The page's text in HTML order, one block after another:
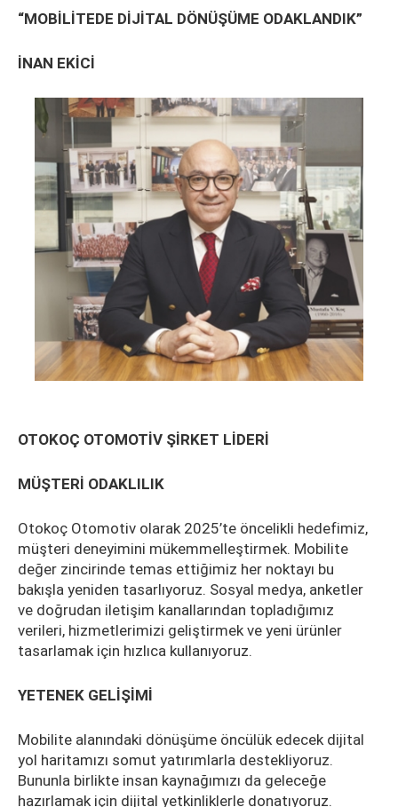
“MOBİLİTEDE DİJİTAL DÖNÜŞÜME ODAKLANDIK”
İNAN EKİCİ
OTOKOÇ OTOMOTİV ŞİRKET LİDERİ
MÜŞTERİ ODAKLILIK
Otokoç Otomotiv olarak 2025’te öncelikli hedefimiz,
müşteri deneyimini mükemmelleştirmek. Mobilite
değer zincirinde temas ettiğimiz her noktayı bu
bakışla yeniden tasarlıyoruz. Sosyal medya, anketler
ve doğrudan iletişim kanallarından topladığımız
verileri, hizmetlerimizi geliştirmek ve yeni ürünler
tasarlamak için hızlıca kullanıyoruz.
YETENEK GELİŞİMİ
Mobilite alanındaki dönüşüme öncülük edecek dijital
yol haritamızı somut yatırımlarla destekliyoruz.
Bununla birlikte insan kaynağımızı da geleceğe
hazırlamak için dijital yetkinliklerle donatıyoruz.